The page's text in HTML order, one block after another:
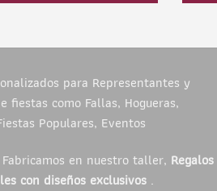
para Representantes y
fiestas como Fallas, Hogueras,
Populares, Eventos
en nuestro taller, Regalos
con diseños exclusivos .